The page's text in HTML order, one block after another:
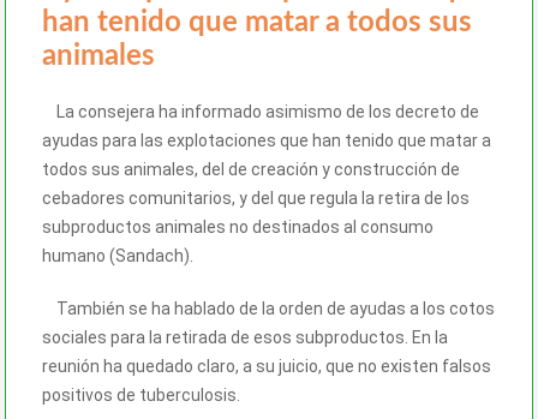
han tenido que matar a todos sus
animales
La consejera ha informado asimismo de los decreto de
ayudas para las explotaciones que han tenido que matar a
todos sus animales, del de creación y construcción de
cebadores comunitarios, y del que regula la retira de los
subproductos animales no destinados al consumo
humano (Sandach).
También se ha hablado de la orden de ayudas a los cotos
sociales para la retirada de esos subproductos. En la
reunión ha quedado claro, a su juicio, que no existen falsos
positivos de tuberculosis.